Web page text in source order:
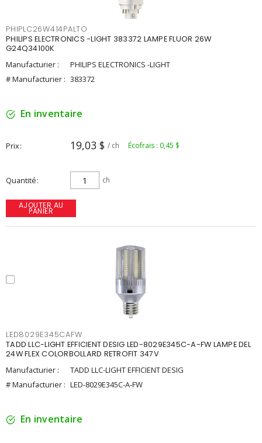
PHIPLC26W414PALTO
PHILIPS ELECTRONICS -LIGHT 383372 LAMPE FLUOR 26W
G24Q34100K
Manufacturier :
PHILIPS ELECTRONICS -LIGHT
# Manufacturier : 383372
En inventaire
Prix 19,03 $ / ch Écofrais : 0,45 $
Quantité ch
AJOUTER AU
PANIER
LED8029E345CAFW
TADD LLC-LIGHT EFFICIENT DESIG LED-8029E345C-A-FW LAMPE DEL
24W FLEX COLORBOLLARD RETROFIT 347V
Manufacturier :
TADD LLC-LIGHT EFFICIENT DESIG
# Manufacturier : LED-8029E345C-A-FW
En inventaire